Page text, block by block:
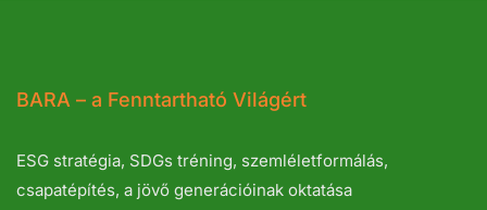
BARA – a Fenntartható Világért
ESG stratégia, SDGs tréning, szemléletformálás,
csapatépítés, a jövő generációinak oktatása